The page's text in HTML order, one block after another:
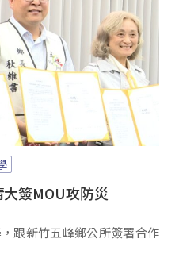
簽MOU攻防災
跟新竹五峰鄉公所簽署合作